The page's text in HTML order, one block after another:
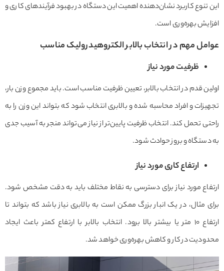
این تنوع کاربرد نشان‌دهنده اهمیت این دستگاه در بهبود فرآیندهای کاری و
افزایش بهره‌وری است.
عوامل مهم در انتخاب بالابر الکتروهیدرولیک مناسب
ظرفیت مورد نیاز
اولین قدم در انتخاب بالابر، تعیین ظرفیت مناسب است. باید مجموع وزن بار،
تجهیزات و افراد محاسبه شده و بالابری انتخاب شود که بتواند این وزن را به
راحتی تحمل کند. انتخاب ظرفیت پایین‌تر از نیاز می‌تواند منجر به آسیب جدی
به دستگاه و بروز حوادث شود.
ارتفاع کاری مورد نیاز
ارتفاع مورد نیاز برای دسترسی به نقاط مختلف باید به دقت مشخص شود.
برای مثال، در یک انبار بزرگ ممکن است به بالابری نیاز باشد که بتواند تا
ارتفاع ۱۰ متر یا بیشتر بالا برود. انتخاب بالابر با ارتفاع کمتر باعث ایجاد
محدودیت در کار و کاهش بهره‌وری خواهد شد.